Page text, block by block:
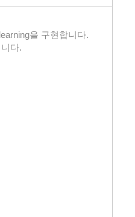
을 구현합니다.
다.